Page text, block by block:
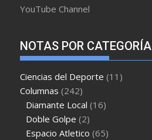
YouTube Channel
NOTAS POR CATEGORÍA
Ciencias del Deporte (11)
Columnas (242)
Diamante Local (16)
Doble Golpe (2)
Espacio Atletico (65)